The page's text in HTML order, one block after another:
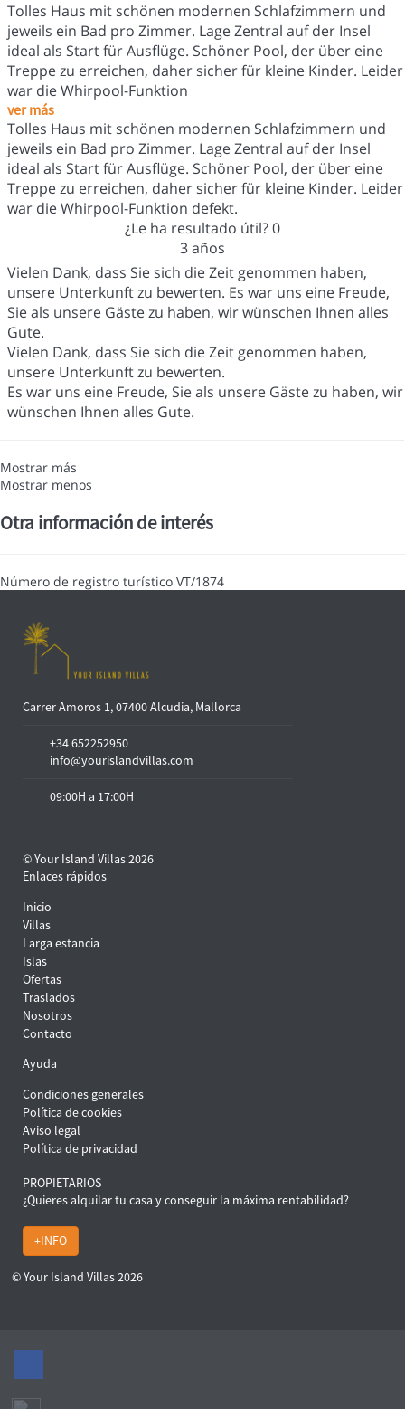
Tolles Haus mit schönen modernen Schlafzimmern und
jeweils ein Bad pro Zimmer. Lage Zentral auf der Insel
ideal als Start für Ausflüge. Schöner Pool, der über eine
Treppe zu erreichen, daher sicher für kleine Kinder. Leider
war die Whirpool-Funktion
ver más
Tolles Haus mit schönen modernen Schlafzimmern und
jeweils ein Bad pro Zimmer. Lage Zentral auf der Insel
ideal als Start für Ausflüge. Schöner Pool, der über eine
Treppe zu erreichen, daher sicher für kleine Kinder. Leider
war die Whirpool-Funktion defekt.
¿Le ha resultado útil?0
3 años
Vielen Dank, dass Sie sich die Zeit genommen haben,
unsere Unterkunft zu bewerten. Es war uns eine Freude,
Sie als unsere Gäste zu haben, wir wünschen Ihnen alles
Gute.
Vielen Dank, dass Sie sich die Zeit genommen haben,
unsere Unterkunft zu bewerten.
Es war uns eine Freude, Sie als unsere Gäste zu haben, wir
wünschen Ihnen alles Gute.
Mostrar más
Mostrar menos
Otra información de interés
Número de registro turístico VT/1874
Carrer Amoros 1, 07400 Alcudia, Mallorca
+34 652252950
info@yourislandvillas.com
09:00H a 17:00H
© Your Island Villas 2026
Enlaces rápidos
Inicio
Villas
Larga estancia
Islas
Ofertas
Traslados
Nosotros
Contacto
Ayuda
Condiciones generales
Política de cookies
Aviso legal
Política de privacidad
PROPIETARIOS
¿Quieres alquilar tu casa y conseguir la máxima rentabilidad?
+INFO
© Your Island Villas 2026